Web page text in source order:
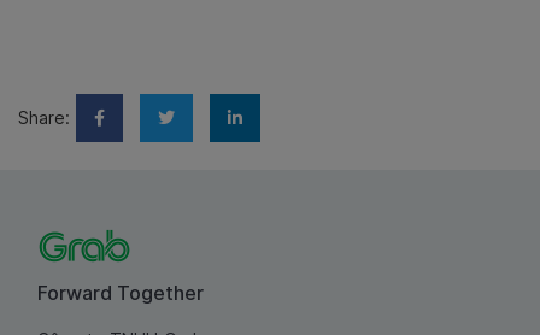
Share:
Forward Together